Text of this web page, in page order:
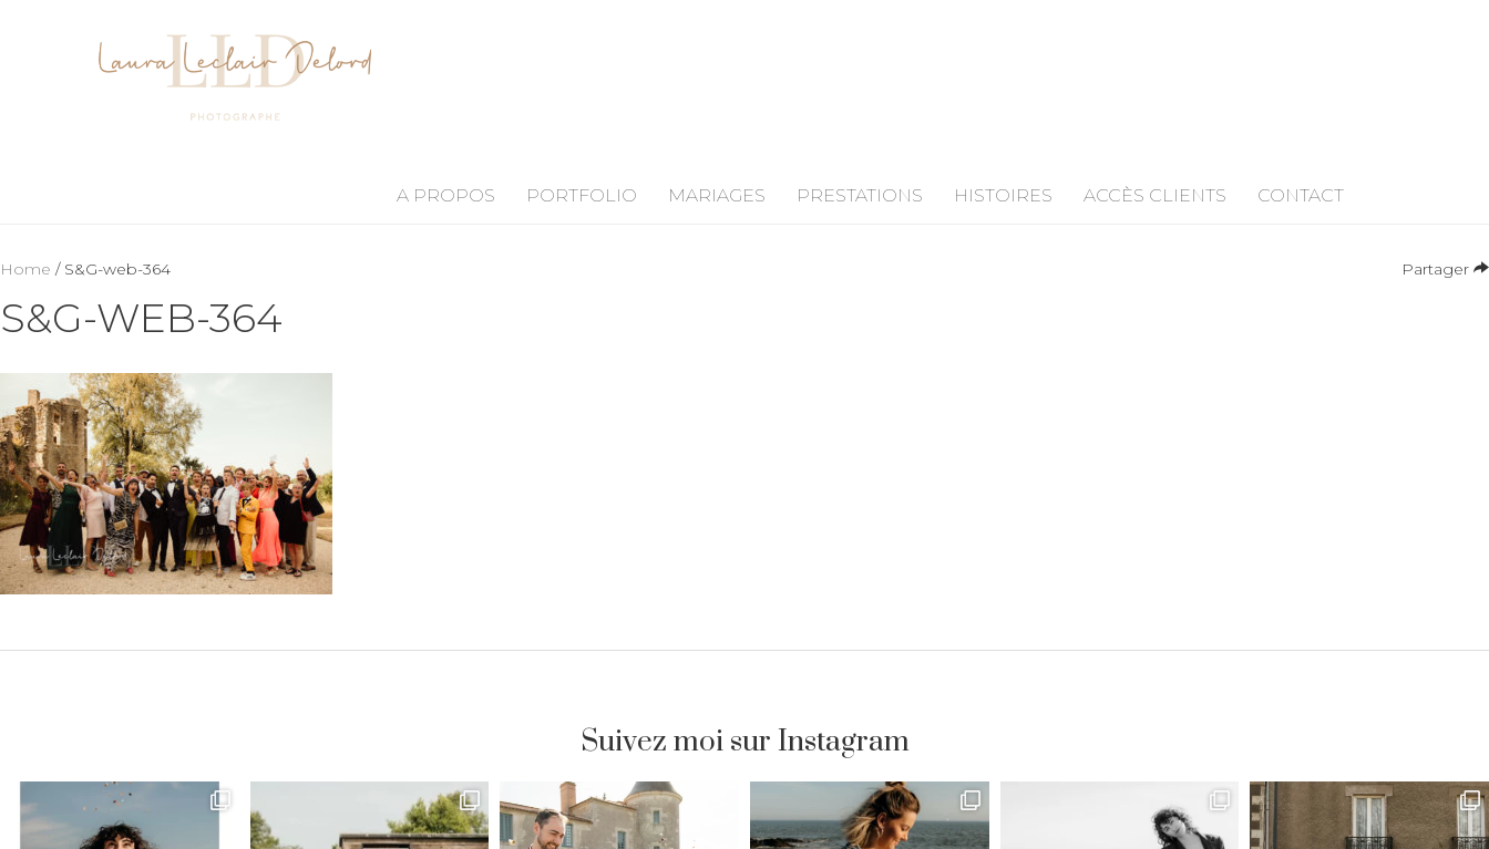
A PROPOS PORTFOLIO MARIAGES PRESTATIONS HISTOIRES ACCÈS CLIENTS CONTACT
Partager
Home / S&G-web-364
S&G-WEB-364
Suivez moi sur Instagram